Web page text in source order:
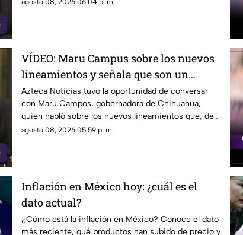
determine qué contenidos son información, opinión
o motivo de sanción.
VÍDEO: Maru Campus sobre los nuevos
lineamientos y señala que son un
riesgo para la libertad de expresión
Azteca Noticias tuvo la oportunidad de conversar
con Maru Campos, gobernadora de Chihuahua,
quien habló sobre los nuevos lineamientos que, de
acuerdo con su postura, podrían representar un
agosto 08, 2026 05:59 p. m.
Inflación en México hoy: ¿cuál es el
dato actual?
¿Cómo está la inflación en México? Conoce el dato
más reciente, qué productos han subido de precio y